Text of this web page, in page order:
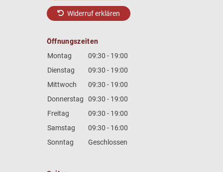
Widerruf erklären
Öffnungszeiten
Montag
09:30 - 19:00
Dienstag
09:30 - 19:00
Mittwoch
09:30 - 19:00
Donnerstag
09:30 - 19:00
Freitag
09:30 - 19:00
Samstag
09:30 - 16:00
Sonntag
Geschlossen